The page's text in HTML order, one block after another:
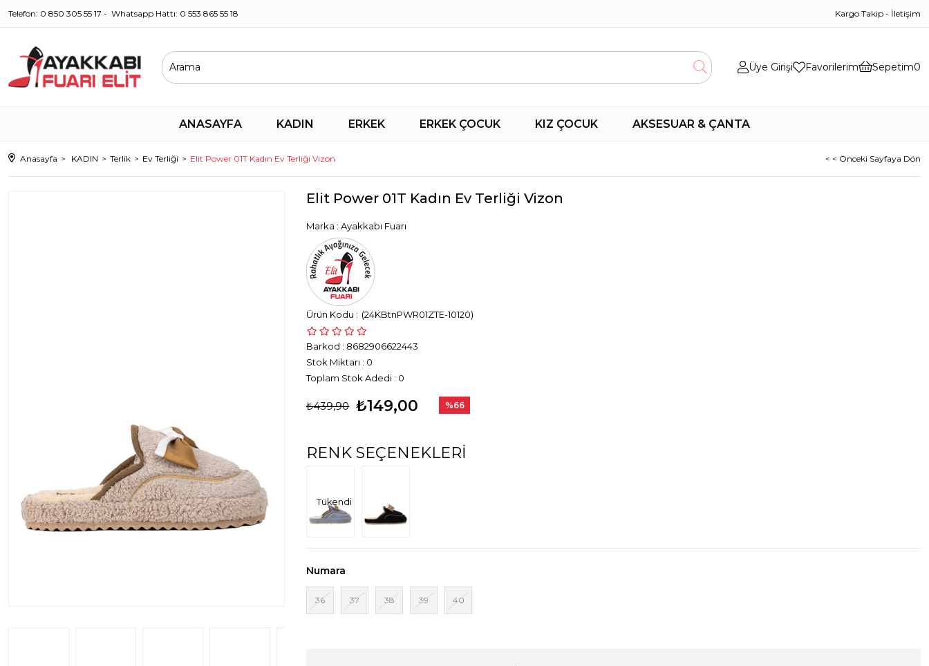
Telefon: 0 850 305 55 17 - Whatsapp Hattı: 0 553 865 55 18 Kargo Takip - İletişim
Üye Girişi Favorilerim Sepetim0
ANASAYFA KADIN ERKEK ERKEK ÇOCUK KIZ ÇOCUK AKSESUAR & ÇANTA
Anasayfa KADIN Terlik Ev Terliği Elit Power 01T Kadın Ev Terliği Vizon < < Önceki Sayfaya Dön
Elit Power 01T Kadın Ev Terliği Vizon
Marka : Ayakkabı Fuarı
(24KBtnPWR01ZTE-10120)
Barkod : 8682906622443
Stok Miktarı : 0
Toplam Stok Adedi : 0
₺439,90 ₺149,00 %66
RENK SEÇENEKLERI
Tükendi
Numara
36 37 38 39 40